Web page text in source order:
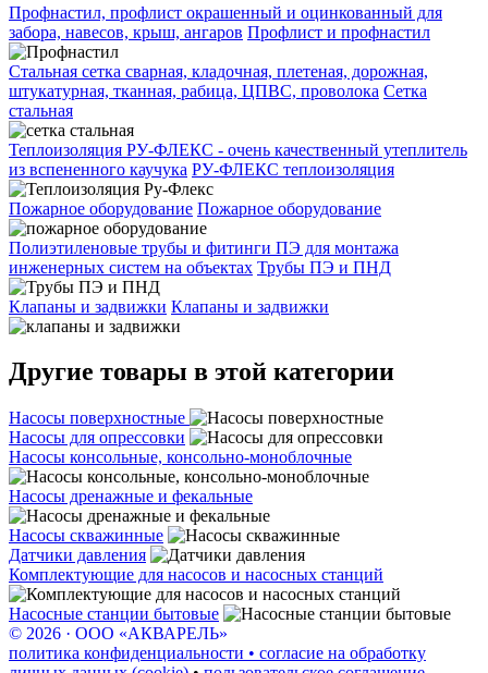
Профнастил, профлист окрашенный и оцинкованный для
забора, навесов, крыш, ангаров Профлист и профнастил
Стальная сетка сварная, кладочная, плетеная, дорожная,
штукатурная, тканная, рабица, ЦПВС, проволока Сетка
стальная
Теплоизоляция РУ-ФЛЕКС - очень качественный утеплитель
из вспененного каучука РУ-ФЛЕКС теплоизоляция
Пожарное оборудование Пожарное оборудование
Полиэтиленовые трубы и фитинги ПЭ для монтажа
инженерных систем на объектах Трубы ПЭ и ПНД
Клапаны и задвижки Клапаны и задвижки
Другие товары в этой категории
Насосы поверхностные
Насосы для опрессовки
Насосы консольные, консольно-моноблочные
Насосы дренажные и фекальные
Насосы скважинные
Датчики давления
Комплектующие для насосов и насосных станций
Насосные станции бытовые
© 2026 · ООО «АКВАРЕЛЬ»
политика конфиденциальности • согласие на обработку